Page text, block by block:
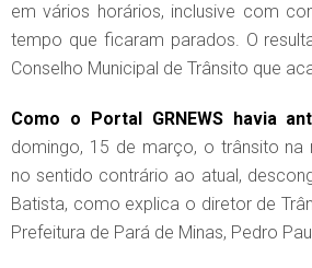
em vários horários, inclusive com
tempo que ficaram parados. O
Conselho Municipal de Trânsito que
Como o Portal GRNEWS havia
domingo, 15 de março, o trânsito na
no sentido contrário ao atual,
Batista, como explica o diretor de
Prefeitura de Pará de Minas, Pedro